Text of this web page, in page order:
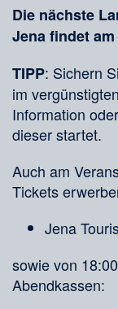
Die nächste
Jena findet
TIPP: Sichern
im
Information
dieser startet.
Auch am
Tickets
Jena
sowie von
Abendkassen: